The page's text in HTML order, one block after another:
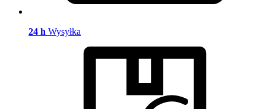
24 h Wysyłka